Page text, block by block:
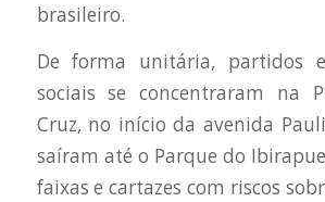
brasileiro.
De forma unitária, partidos
sociais se concentraram na
Cruz, no início da avenida
saíram até o Parque do
faixas e cartazes com riscos